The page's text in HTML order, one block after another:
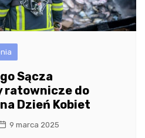
Sącza
ratownicze do
Dzień Kobiet
9 marca 2025